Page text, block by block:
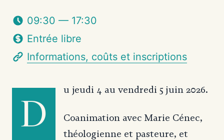
09:30 — 17:30
Entrée libre
Informations, coûts et inscriptions
D
u jeudi 4 au vendredi 5 juin 2026.
Coanimation avec Marie Cénec,
théologienne et pasteure, et